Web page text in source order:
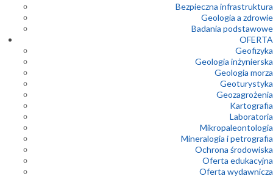
Bezpieczna infrastruktura
Geologia a zdrowie
Badania podstawowe
OFERTA
Geofizyka
Geologia inżynierska
Geologia morza
Geoturystyka
Geozagrożenia
Kartografia
Laboratoria
Mikropaleontologia
Mineralogia i petrografia
Ochrona środowiska
Oferta edukacyjna
Oferta wydawnicza